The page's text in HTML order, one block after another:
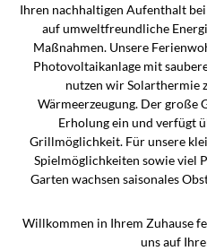
Ihren nachhaltigen Aufenthalt
auf umweltfreundliche
Maßnahmen. Unsere
Photovoltaikanlage mit
nutzen wir Solarthermie
Wärmeerzeugung. Der große
Erholung ein und verfügt
Grillmöglichkeit. Für unsere
Spielmöglichkeiten sowie viel
Garten wachsen saisonales
Willkommen in Ihrem Zuhause
uns auf